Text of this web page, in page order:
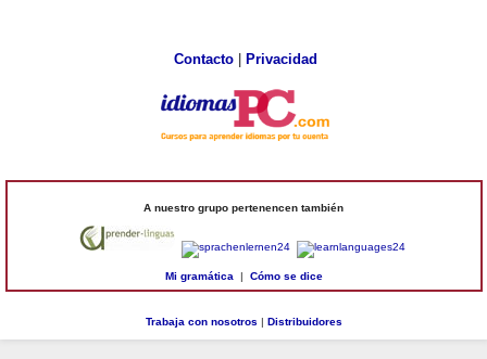
Contacto| Privacidad
A nuestro grupo pertenencen también
Mi gramática| Cómo se dice
Trabaja con nosotros Distribuidores